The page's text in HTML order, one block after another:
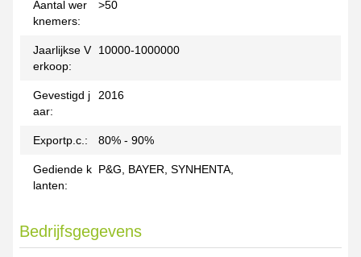
Aantal wer
knemers:
>50
Jaarlijkse V
erkoop:
10000-1000000
Gevestigd j
aar:
2016
Exportp.c.: 80% - 90%
Gediende k
lanten:
P&G, BAYER, SYNHENTA,
Bedrijfsgegevens